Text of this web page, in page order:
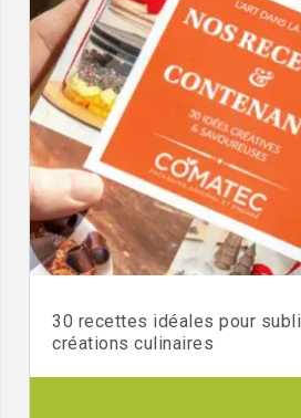
30 recettes idéales pour
créations culinaires